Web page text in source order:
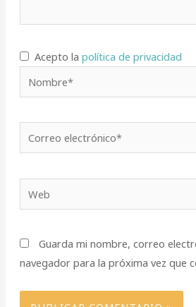
Acepto la política de privacidad
electrónico*
Guarda mi nombre, correo
navegador para la próxima vez que